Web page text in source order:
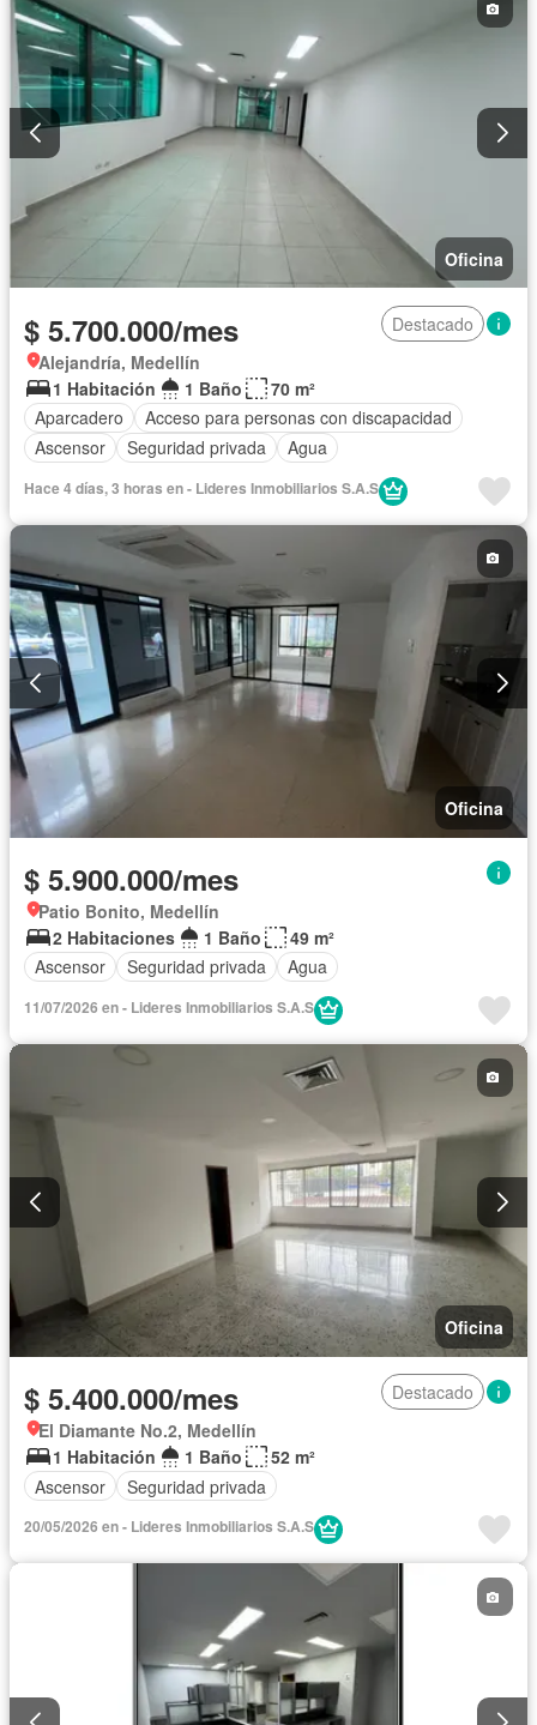
Oficina
$ 5.700.000/mes
Destacado
Alejandría, Medellín
1 Habitación
1 Baño
70 m²
Aparcadero
Acceso para personas con discapacidad
Ascensor
Seguridad privada Agua
Hace 4 días, 3 horas en - Lideres Inmobiliarios S.A.S
Oficina
$ 5.900.000/mes
Patio Bonito, Medellín
2 Habitaciones
1 Baño
49 m²
Ascensor
Seguridad privada Agua
11/07/2026 en - Lideres Inmobiliarios S.A.S
Oficina
$ 5.400.000/mes
Destacado
El Diamante No.2, Medellín
1 Habitación
1 Baño
52 m²
Ascensor
Seguridad privada
20/05/2026 en - Lideres Inmobiliarios S.A.S